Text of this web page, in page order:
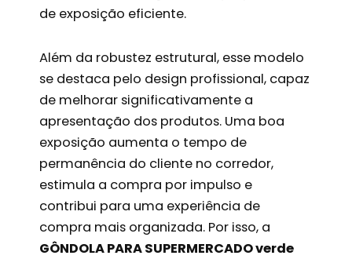
de exposição eficiente.
Além da robustez estrutural, esse modelo
se destaca pelo design profissional, capaz
de melhorar significativamente a
apresentação dos produtos. Uma boa
exposição aumenta o tempo de
permanência do cliente no corredor,
estimula a compra por impulso e
contribui para uma experiência de
compra mais organizada. Por isso, a
GÔNDOLA PARA SUPERMERCADO verde